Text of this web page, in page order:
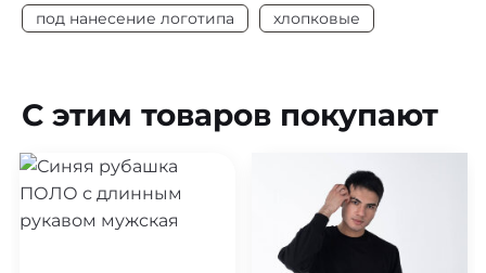
Под нанесение Да
под нанесение логотипа
хлопковые
С этим товаров покупают